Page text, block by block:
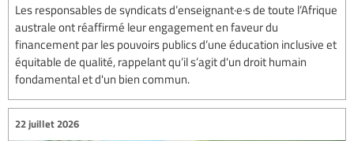
Les responsables de syndicats d’enseignant·e·s de toute l’Afrique
australe ont réaffirmé leur engagement en faveur du
financement par les pouvoirs publics d’une éducation inclusive et
équitable de qualité, rappelant qu’il s’agit d'un droit humain
fondamental et d'un bien commun.
22 juillet 2026